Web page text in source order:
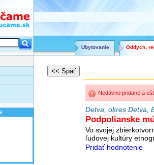
Oddych,
Ubytovanie
Nedávno pridané a
Detva, okres Detva,
Podpolianske
Vo svojej
ľudovej kultúry
Pridať hodnotenie